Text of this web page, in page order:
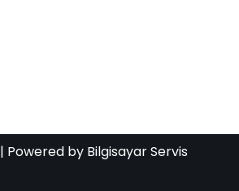
| Powered by Bilgisayar Servis